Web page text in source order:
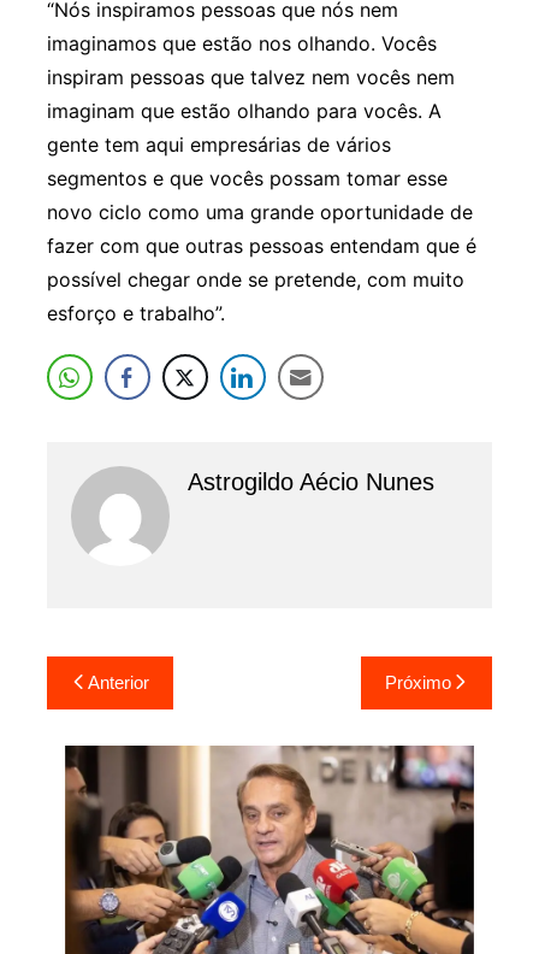
“Nós inspiramos pessoas que nós nem
imaginamos que estão nos olhando. Vocês
inspiram pessoas que talvez nem vocês nem
imaginam que estão olhando para vocês. A
gente tem aqui empresárias de vários
segmentos e que vocês possam tomar esse
novo ciclo como uma grande oportunidade de
fazer com que outras pessoas entendam que é
possível chegar onde se pretende, com muito
esforço e trabalho”.
Astrogildo Aécio Nunes
Navegação
de
Post
Anterior Próximo